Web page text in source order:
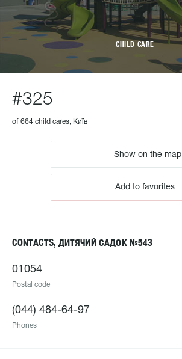
CHILD CARE
#325
of 664 child cares, Київ
Show on the map
Add to favorites
CONTACTS, ДИТЯЧИЙ САДОК №543
01054
Postal code
(044) 484-64-97
Phones